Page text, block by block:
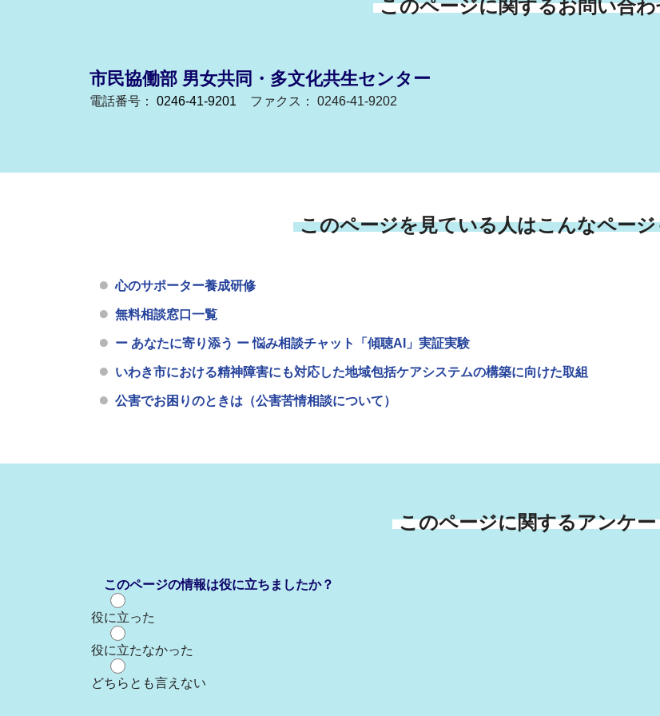
このページに関するお問い合わ
市民協働部 男女共同・多文化共生センター
電話番号： 0246-41-9201 ファクス： 0246-41-9202
このページを見ている人はこんなペー
心のサポーター養成研修
無料相談窓口一覧
ー あなたに寄り添う ー 悩み相談チャット「傾聴AI」実証実験
いわき市における精神障害にも対応した地域包括ケアシステムの構築に向けた取組
公害でお困りのときは（公害苦情相談について）
このページに関するアンケー
このページの情報は役に立ちましたか？
役に立った
役に立たなかった
どちらとも言えない